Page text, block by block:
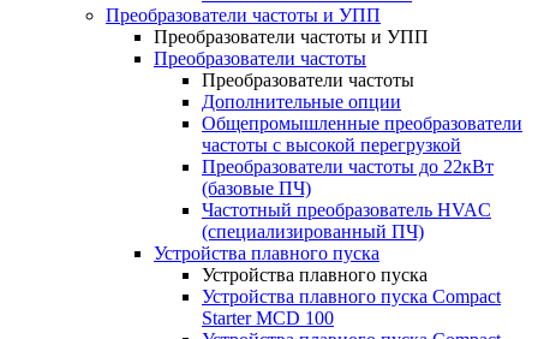
Преобразователи частоты и УПП
Преобразователи частоты и УПП
Преобразователи частоты
Преобразователи частоты
Дополнительные опции
Общепромышленные преобразователи
частоты с высокой перегрузкой
Преобразователи частоты до 22кВт
(базовые ПЧ)
Частотный преобразователь HVAC
(специализированный ПЧ)
Устройства плавного пуска
Устройства плавного пуска
Устройства плавного пуска Compact
Starter MCD 100